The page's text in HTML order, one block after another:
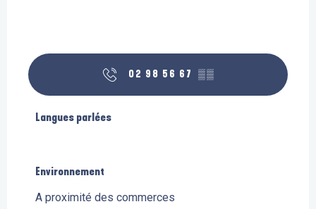
02 98 56 67 ▒▒
Langues parlées
Langues parlées
Environnement
Environnement
A proximité des commerces